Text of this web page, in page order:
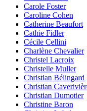
Carole Foster
Caroline Cohen
Catherine Beaufort
Cathie Fidler
Cécile Cellini
Charlène Chevalier
Christel Lacroix
Christelle Muller
Christian Bélingard
Christian
Christian Dumotier
Christine Baron